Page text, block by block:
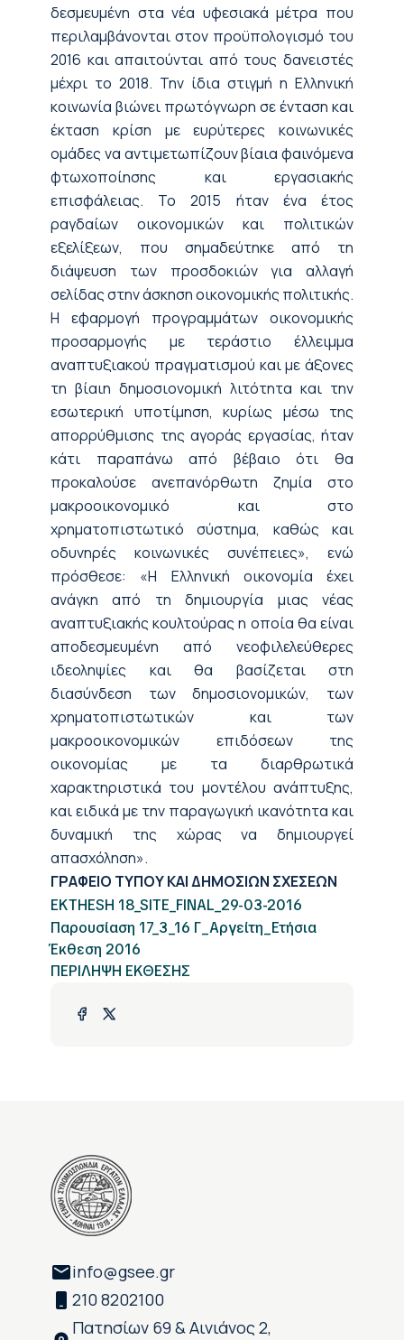
δεσμευμένη στα νέα υφεσιακά μέτρα που
περιλαμβάνονται στον προϋπολογισμό του
2016 και απαιτούνται από τους δανειστές
μέχρι το 2018. Την ίδια στιγμή η Ελληνική
κοινωνία βιώνει πρωτόγνωρη σε ένταση και
έκταση κρίση με ευρύτερες κοινωνικές
ομάδες να αντιμετωπίζουν βίαια φαινόμενα
φτωχοποίησης και εργασιακής
επισφάλειας. Το 2015 ήταν ένα έτος
ραγδαίων οικονομικών και πολιτικών
εξελίξεων, που σημαδεύτηκε από τη
διάψευση των προσδοκιών για αλλαγή
σελίδας στην άσκηση οικονομικής πολιτικής.
Η εφαρμογή προγραμμάτων οικονομικής
προσαρμογής με τεράστιο έλλειμμα
αναπτυξιακού πραγματισμού και με άξονες
τη βίαιη δημοσιονομική λιτότητα και την
εσωτερική υποτίμηση, κυρίως μέσω της
απορρύθμισης της αγοράς εργασίας, ήταν
κάτι παραπάνω από βέβαιο ότι θα
προκαλούσε ανεπανόρθωτη ζημία στο
μακροοικονομικό και στο
χρηματοπιστωτικό σύστημα, καθώς και
οδυνηρές κοινωνικές συνέπειες», ενώ
πρόσθεσε: «Η Ελληνική οικονομία έχει
ανάγκη από τη δημιουργία μιας νέας
αναπτυξιακής κουλτούρας η οποία θα είναι
αποδεσμευμένη από νεοφιλελεύθερες
ιδεοληψίες και θα βασίζεται στη
διασύνδεση των δημοσιονομικών, των
χρηματοπιστωτικών και των
μακροοικονομικών επιδόσεων της
οικονομίας με τα διαρθρωτικά
χαρακτηριστικά του μοντέλου ανάπτυξης,
και ειδικά με την παραγωγική ικανότητα και
δυναμική της χώρας να δημιουργεί
απασχόληση».
ΓΡΑΦΕΙΟ ΤΥΠΟΥ ΚΑΙ ΔΗΜΟΣΙΩΝ ΣΧΕΣΕΩΝ
EKTHESH 18_SITE_FINAL_29-03-2016
Παρουσίαση 17_3_16 Γ_Αργείτη_Ετήσια
Έκθεση 2016
ΠΕΡΙΛΗΨΗ ΕΚΘΕΣΗΣ
info@gsee.gr
210 8202100
Πατησίων 69 & Αινιάνος 2,